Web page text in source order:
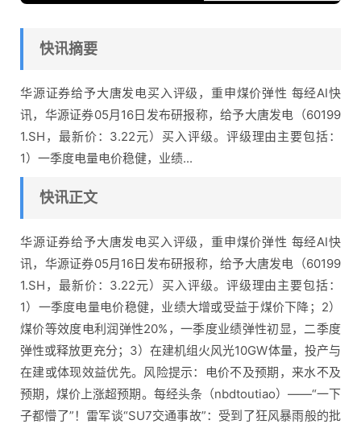
快讯摘要
华源证券给予大唐发电买入评级，重申煤价弹性 每经AI快
讯，华源证券05月16日发布研报称，给予大唐发电（60199
1.SH，最新价：3.22元）买入评级。评级理由主要包括：
1）一季度电量电价稳健，业绩...
快讯正文
华源证券给予大唐发电买入评级，重申煤价弹性 每经AI快
讯，华源证券05月16日发布研报称，给予大唐发电（60199
1.SH，最新价：3.22元）买入评级。评级理由主要包括：
1）一季度电量电价稳健，业绩大增或受益于煤价下降；2）
煤价等效度电利润弹性20%，一季度业绩弹性初显，二季度
弹性或释放更充分；3）在建机组火风光10GW体量，投产与
在建或体现效益优先。风险提示：电价不及预期，来水不及
预期，煤价上涨超预期。每经头条（nbdtoutiao）――“一下
子都懵了”！雷军谈“SU7交通事故”：受到了狂风暴雨般的批